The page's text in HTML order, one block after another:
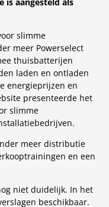
slimme
meer Powerselect
thuisbatterijen
laden en ontladen
energieprijzen en
presenteerde het
slimme
meer distributie
en een
niet duidelijk. In het
beschikbaar.